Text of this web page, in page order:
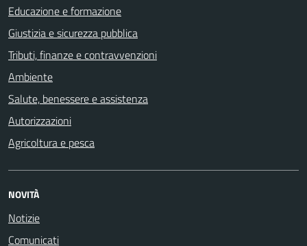
Educazione e formazione
Giustizia e sicurezza pubblica
Tributi, finanze e contravvenzioni
Ambiente
Salute, benessere e assistenza
Autorizzazioni
Agricoltura e pesca
NOVITÀ
Notizie
Comunicati